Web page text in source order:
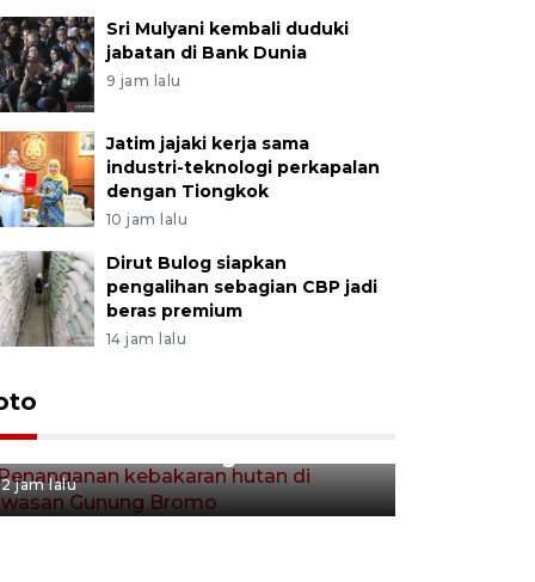
Sri Mulyani kembali duduki
jabatan di Bank Dunia
9 jam lalu
Jatim jajaki kerja sama
industri-teknologi perkapalan
dengan Tiongkok
10 jam lalu
Dirut Bulog siapkan
pengalihan sebagian CBP jadi
beras premium
14 jam lalu
Penanganan kebakaran hutan
2 jam lalu